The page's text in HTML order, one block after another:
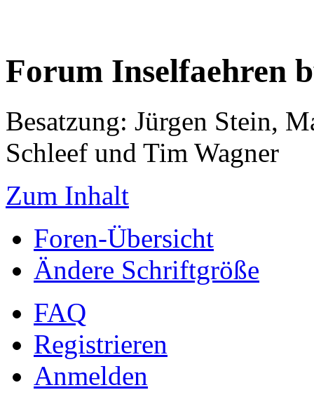
Forum Inselfaehren
Besatzung: Jürgen Stein,
Schleef und Tim Wagner
Zum Inhalt
Foren-Übersicht
Ändere Schriftgröße
FAQ
Registrieren
Anmelden